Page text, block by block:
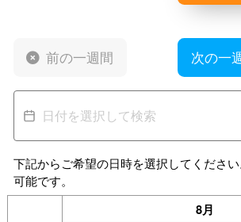
前の一週間 次の一
下記からご希望の日時を選択してくださ
可能です。
8月